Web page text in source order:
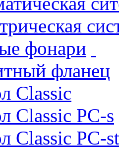
фонари
фланец
Classic
Classic PC-s
Classic PC-st